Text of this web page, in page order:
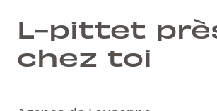
L-pittet
chez toi